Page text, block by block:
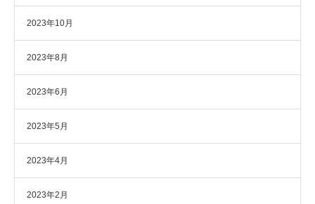
2023年10月
2023年8月
2023年6月
2023年5月
2023年4月
2023年2月